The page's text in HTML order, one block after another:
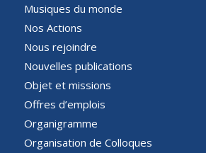
Musiques du monde
Nos Actions
Nous rejoindre
Nouvelles publications
Objet et missions
Offres d’emplois
Organigramme
Organisation de Colloques